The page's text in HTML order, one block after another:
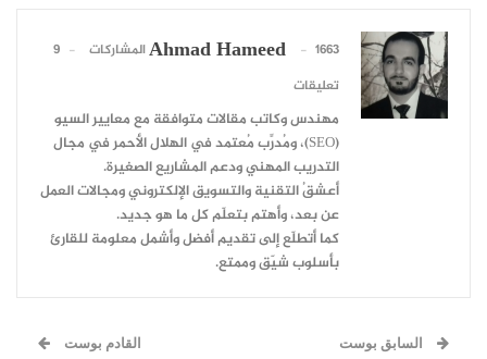
Ahmad Hameed 1663 المشاركات
9
تعليقات
مهندس وكاتب مقالات متوافقة مع معايير السيو
(SEO)، ومُدرِّب مُعتمد في الهلال الأحمر في مجال
التدريب المهني ودعم المشاريع الصغيرة.
أعشقُ التقنية والتسويق الإلكتروني ومجالات العمل
عن بعد، وأهتم بتعلّم كل ما هو جديد.
كما أتطلّع إلى تقديم أفضل وأشمل معلومة للقارئ
بأسلوب شيّق وممتع.
السابق بوست القادم بوست